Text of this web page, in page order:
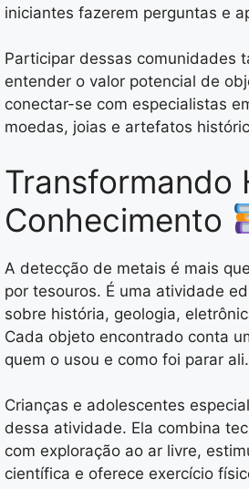
iniciantes fazerem perguntas e
Participar dessas comunidades
entender o valor potencial de
conectar-se com especialistas
moedas, joias e artefatos
Transformando
Conhecimento
A detecção de metais é mais
por tesouros. É uma atividade
sobre história, geologia,
Cada objeto encontrado conta
quem o usou e como foi parar ali.
Crianças e adolescentes
dessa atividade. Ela combina
com exploração ao ar livre,
científica e oferece exercício